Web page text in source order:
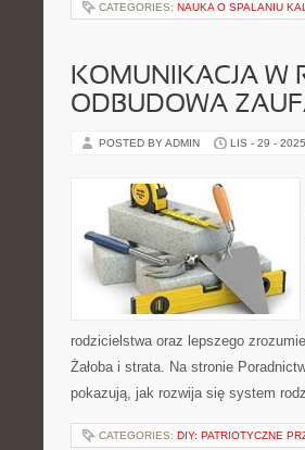
CATEGORIES: NAUKA O SPALANIU
KOMUNIKACJA W
ODBUDOWA
POSTED BY ADMIN LIS - 29 - 2025
rodzicielstwa oraz lepszego
Żałoba i strata. Na stronie
pokazują, jak rozwija się system
CATEGORIES: DIY: PATRIOTYCZNE